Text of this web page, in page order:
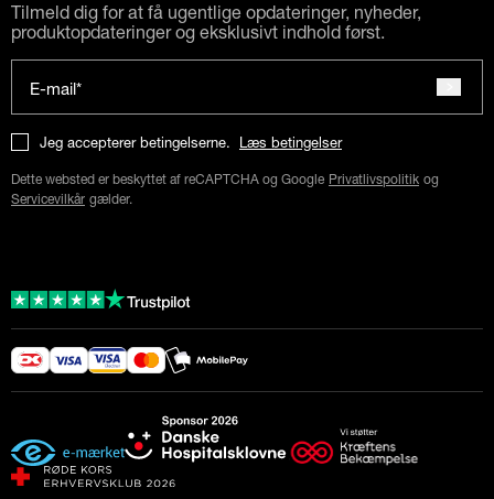
Tilmeld dig for at få ugentlige opdateringer, nyheder,
produktopdateringer og eksklusivt indhold først.
E-mail*
Jeg accepterer betingelserne. Læs betingelser
Dette websted er beskyttet af reCAPTCHA og Google Privatlivspolitik og
Servicevilkår gælder.